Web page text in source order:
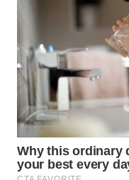
BEKASI
WN
BOGOR
WN
DEPOK